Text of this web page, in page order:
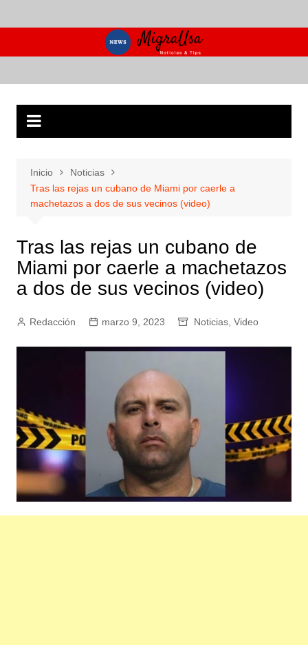
al
Inicio
Noticias
Tras las rejas un cubano de Miami por caerle a
machetazos a dos de sus vecinos (video)
Tras las rejas un cubano de
Miami por caerle a machetazos
a dos de sus vecinos (video)
Redacción marzo 9, 2023 Noticias, Video